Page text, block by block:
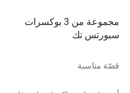
مجموعة من 3 بوكسرات
سبورتس تك
قصّة مناسبة